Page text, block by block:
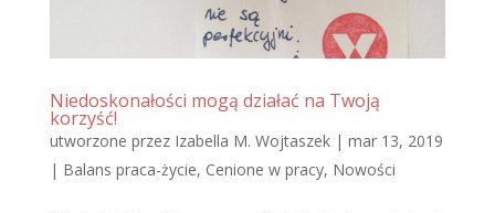
Niedoskonałości mogą działać na Twoją
korzyść!
utworzone przez Izabella M. Wojtaszek| mar 13, 2019
| Balans praca-życie, Cenione w pracy, Nowości